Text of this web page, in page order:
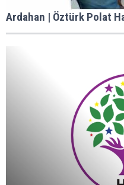
Ardahan | Öztürk Polat